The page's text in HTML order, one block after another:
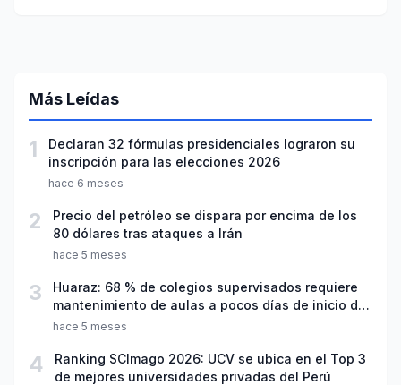
Más Leídas
1
Declaran 32 fórmulas presidenciales lograron su
inscripción para las elecciones 2026
hace 6 meses
2
Precio del petróleo se dispara por encima de los
80 dólares tras ataques a Irán
hace 5 meses
3
Huaraz: 68 % de colegios supervisados requiere
mantenimiento de aulas a pocos días de inicio del
año escolar 2026
hace 5 meses
4
Ranking SCImago 2026: UCV se ubica en el Top 3
de mejores universidades privadas del Perú